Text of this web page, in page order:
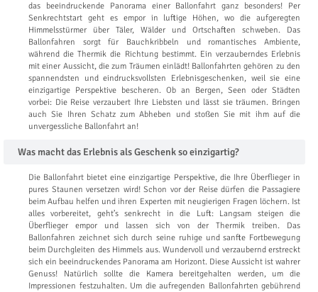
das beeindruckende Panorama einer Ballonfahrt ganz besonders! Per
Senkrechtstart geht es empor in luftige Höhen, wo die aufgeregten
Himmelsstürmer über Täler, Wälder und Ortschaften schweben. Das
Ballonfahren sorgt für Bauchkribbeln und romantisches Ambiente,
während die Thermik die Richtung bestimmt. Ein verzauberndes Erlebnis
mit einer Aussicht, die zum Träumen einlädt! Ballonfahrten gehören zu den
spannendsten und eindrucksvollsten Erlebnisgeschenken, weil sie eine
einzigartige Perspektive bescheren. Ob an Bergen, Seen oder Städten
vorbei: Die Reise verzaubert Ihre Liebsten und lässt sie träumen. Bringen
auch Sie Ihren Schatz zum Abheben und stoßen Sie mit ihm auf die
unvergessliche Ballonfahrt an!
Was macht das Erlebnis als Geschenk so einzigartig?
Die Ballonfahrt bietet eine einzigartige Perspektive, die Ihre Überflieger in
pures Staunen versetzen wird! Schon vor der Reise dürfen die Passagiere
beim Aufbau helfen und ihren Experten mit neugierigen Fragen löchern. Ist
alles vorbereitet, geht’s senkrecht in die Luft: Langsam steigen die
Überflieger empor und lassen sich von der Thermik treiben. Das
Ballonfahren zeichnet sich durch seine ruhige und sanfte Fortbewegung
beim Durchgleiten des Himmels aus. Wundervoll und verzaubernd erstreckt
sich ein beeindruckendes Panorama am Horizont. Diese Aussicht ist wahrer
Genuss! Natürlich sollte die Kamera bereitgehalten werden, um die
Impressionen festzuhalten. Um die aufregenden Ballonfahrten gebührend